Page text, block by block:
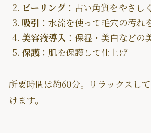
ピーリング：古い角質をやさし
吸引 ：水流を使って毛穴の汚れ
美容液導入 ：保湿・美白などの
保護：肌を保護して仕上げ
所要時間は約60分。リラックスし
けます。